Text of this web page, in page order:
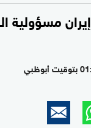
مسؤولية